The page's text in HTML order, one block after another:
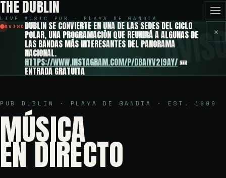
THE DUBLIN
LIVE MUSIC PUB · PLAYA DE GANDIA
AVISO DUBLIN SE CONVIERTE EN UNA DE LAS SEDES DEL CICLO
POLAR, UNA PROGRAMACIÓN QUE REUNIRÁ A ALGUNAS DE
LAS BANDAS MÁS INTERESANTES DEL PANORAMA
NACIONAL.
HTTPS://WWW.INSTAGRAM.COM/P/DBAIYV2I9AY/🎟️
ENTRADA GRATUITA
✕
PUB DUBLIN · PLAYA DE GANDIA · EST. 1999
MÚSICA
EN DIRECTO